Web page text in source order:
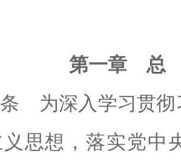
第一章 总
深入学习贯彻
思想，落实党中